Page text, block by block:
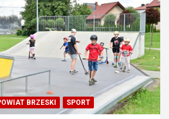
BRZESKI SPORT